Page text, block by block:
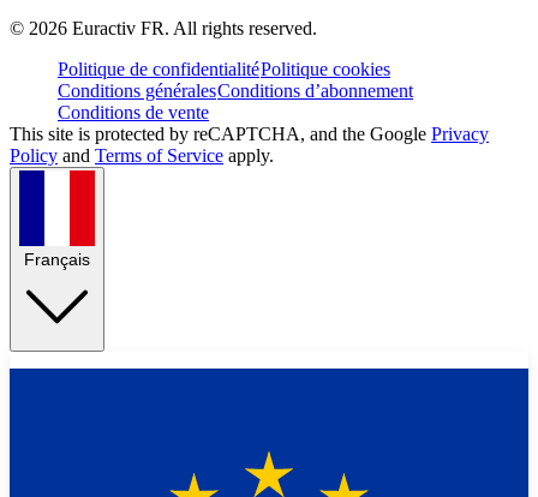
© 2026 Euractiv FR. All rights reserved.
Politique de confidentialitéPolitique cookies
Conditions généralesConditions d’abonnement
Conditions de vente
This site is protected by reCAPTCHA, and the Google Privacy
Policy and Terms of Service apply.
Français